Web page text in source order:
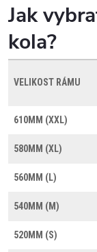
Jak
kola?
VELIKOST RÁMU
610MM (XXL)
580MM (XL)
560MM (L)
540MM (M)
520MM (S)